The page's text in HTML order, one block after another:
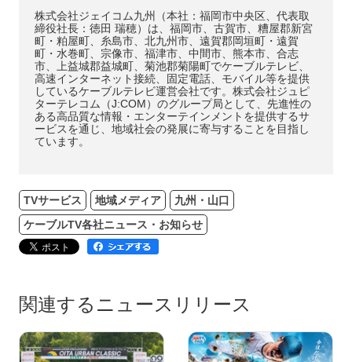
株式会社ジェイコム九州（本社：福岡市中央区、代表取
締役社長：徳田 瑞穂）は、福岡市、古賀市、糟屋郡新宮
町・粕屋町、糸島市、北九州市、遠賀郡岡垣町・遠賀
町・水巻町、宗像市、福津市、中間市、熊本市、合志
市、上益城郡益城町、菊池郡菊陽町でケーブルテレビ、
高速インターネット接続、固定電話、モバイル等を提供
しているケーブルテレビ運営会社です。株式会社ジュピ
ターテレコム（J:COM）のグループ局として、先進性の
ある高品質な情報・エンターテインメントを提供するサ
ービスを通じ、地域社会の発展に寄与することを目指し
ています。
TVサービス 地域メディア
九州・山口
ケーブルTV各社ニュース・お知らせ
関連するニュースリリース